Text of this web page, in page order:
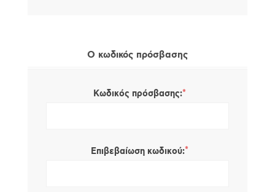
Ο κωδικός πρόσβασης
Κωδικός πρόσβασης:*
Επιβεβαίωση κωδικού:*